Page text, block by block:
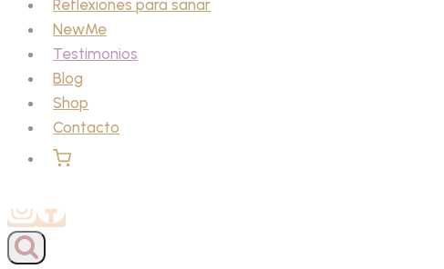
Reflexiones para sanar
NewMe
Testimonios
Blog
Shop
Contacto